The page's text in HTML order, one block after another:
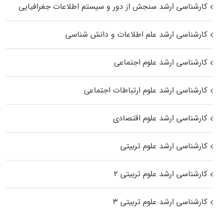
کارشناسی ارشد سنجش از دور و سیستم اطلاعات جغرافیایی
کارشناسی ارشد علم اطلاعات و دانش شناسی
کارشناسی ارشد علوم اجتماعی
کارشناسی ارشد علوم ارتباطات اجتماعی
کارشناسی ارشد علوم اقتصادی
کارشناسی ارشد علوم تربیتی
کارشناسی ارشد علوم تربیتی ۲
کارشناسی ارشد علوم تربیتی ۳